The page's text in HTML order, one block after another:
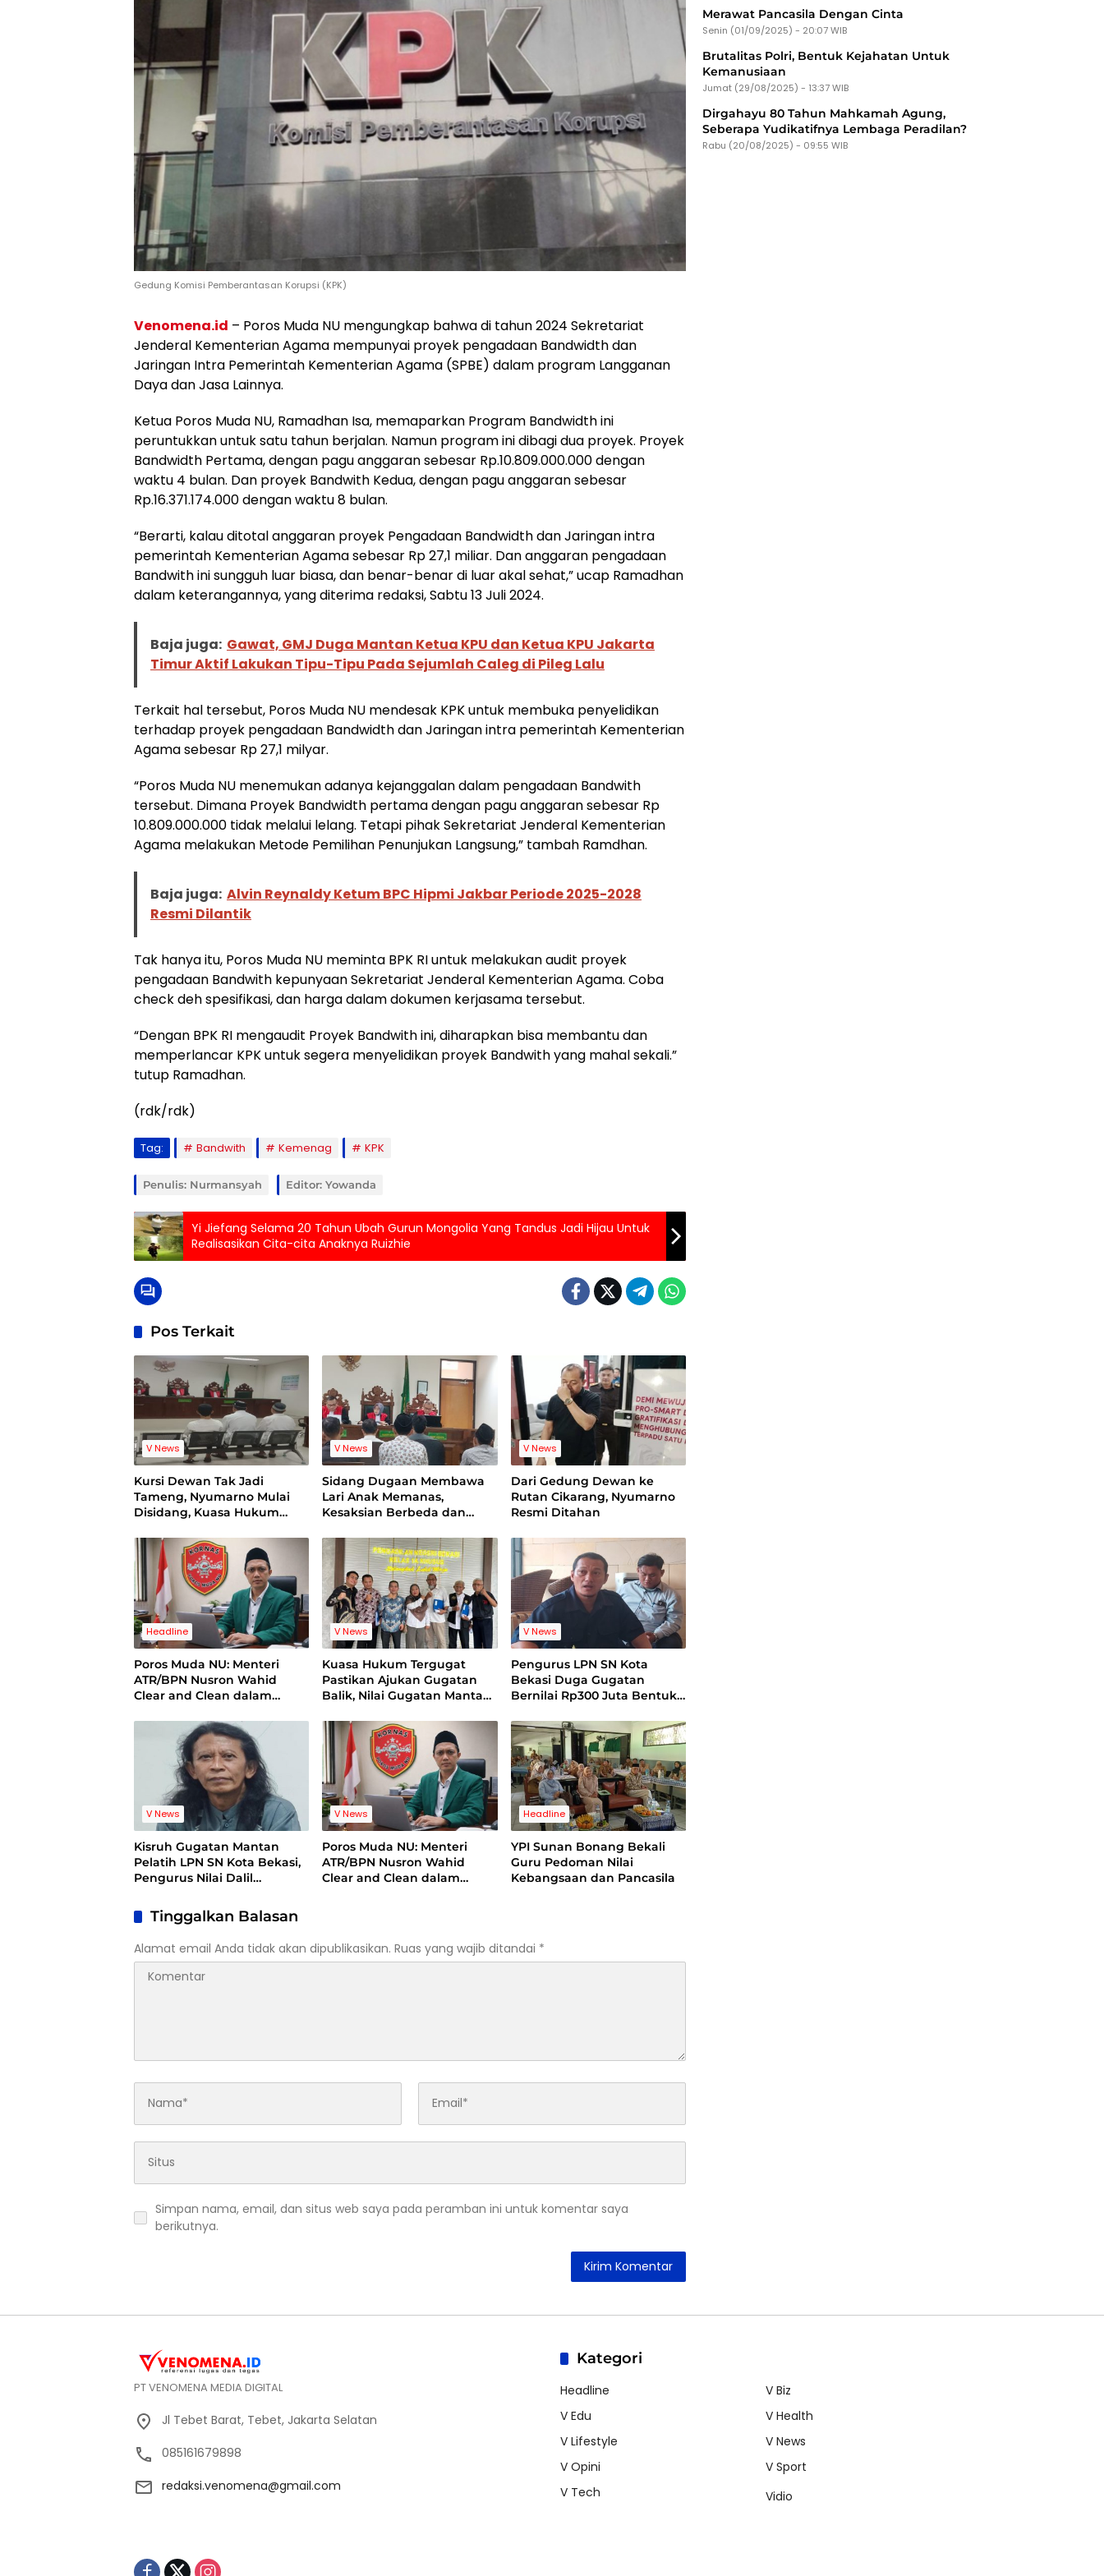
Gedung Komisi Pemberantasan Korupsi (KPK)
Venomena.id – Poros Muda NU mengungkap bahwa di tahun 2024 Sekretariat
Jenderal Kementerian Agama mempunyai proyek pengadaan Bandwidth dan
Jaringan Intra Pemerintah Kementerian Agama (SPBE) dalam program Langganan
Daya dan Jasa Lainnya.
Ketua Poros Muda NU, Ramadhan Isa, memaparkan Program Bandwidth ini
peruntukkan untuk satu tahun berjalan. Namun program ini dibagi dua proyek. Proyek
Bandwidth Pertama, dengan pagu anggaran sebesar Rp.10.809.000.000 dengan
waktu 4 bulan. Dan proyek Bandwith Kedua, dengan pagu anggaran sebesar
Rp.16.371.174.000 dengan waktu 8 bulan.
“Berarti, kalau ditotal anggaran proyek Pengadaan Bandwidth dan Jaringan intra
pemerintah Kementerian Agama sebesar Rp 27,1 miliar. Dan anggaran pengadaan
Bandwith ini sungguh luar biasa, dan benar-benar di luar akal sehat,” ucap Ramadhan
dalam keterangannya, yang diterima redaksi, Sabtu 13 Juli 2024.
Baja juga: Gawat, GMJ Duga Mantan Ketua KPU dan Ketua KPU Jakarta
Timur Aktif Lakukan Tipu-Tipu Pada Sejumlah Caleg di Pileg Lalu
Terkait hal tersebut, Poros Muda NU mendesak KPK untuk membuka penyelidikan
terhadap proyek pengadaan Bandwidth dan Jaringan intra pemerintah Kementerian
Agama sebesar Rp 27,1 milyar.
“Poros Muda NU menemukan adanya kejanggalan dalam pengadaan Bandwith
tersebut. Dimana Proyek Bandwidth pertama dengan pagu anggaran sebesar Rp
10.809.000.000 tidak melalui lelang. Tetapi pihak Sekretariat Jenderal Kementerian
Agama melakukan Metode Pemilihan Penunjukan Langsung,” tambah Ramdhan.
Baja juga: Alvin Reynaldy Ketum BPC Hipmi Jakbar Periode 2025-2028
Resmi Dilantik
Tak hanya itu, Poros Muda NU meminta BPK RI untuk melakukan audit proyek
pengadaan Bandwith kepunyaan Sekretariat Jenderal Kementerian Agama. Coba
check deh spesifikasi, dan harga dalam dokumen kerjasama tersebut.
“Dengan BPK RI mengaudit Proyek Bandwith ini, diharapkan bisa membantu dan
memperlancar KPK untuk segera menyelidikan proyek Bandwith yang mahal sekali.”
tutup Ramadhan.
(rdk/rdk)
Tag: Bandwith Kemenag KPK
Penulis: Nurmansyah Editor: Yowanda
Yi Jiefang Selama 20 Tahun Ubah Gurun Mongolia Yang Tandus Jadi Hijau Untuk
Realisasikan Cita-cita Anaknya Ruizhie
Pos Terkait
V News
Kursi Dewan Tak Jadi
Tameng, Nyumarno Mulai
Disidang, Kuasa Hukum
Bebas Intervensi
V News
Sidang Dugaan Membawa
Lari Anak Memanas,
Kesaksian Berbeda dan
V News
Dari Gedung Dewan ke
Rutan Cikarang, Nyumarno
Resmi Ditahan
Headline
Poros Muda NU: Menteri
ATR/BPN Nusron Wahid
Clear and Clean dalam
Kuansing
V News
Kuasa Hukum Tergugat
Pastikan Ajukan Gugatan
Balik, Nilai Gugatan Mantan
Standing
V News
Pengurus LPN SN Kota
Bekasi Duga Gugatan
Bernilai Rp300 Juta Bentuk
Lembaga
V News
Kisruh Gugatan Mantan
Pelatih LPN SN Kota Bekasi,
Pengurus Nilai Dalil
V News
Poros Muda NU: Menteri
ATR/BPN Nusron Wahid
Clear and Clean dalam
Headline
YPI Sunan Bonang Bekali
Guru Pedoman Nilai
Kebangsaan dan Pancasila
Tinggalkan Balasan
Alamat email Anda tidak akan dipublikasikan. Ruas yang wajib ditandai *
Simpan nama, email, dan situs web saya pada peramban ini untuk komentar saya
berikutnya.
Merawat Pancasila Dengan Cinta
Senin (01/09/2025) - 20:07 WIB
Brutalitas Polri, Bentuk Kejahatan Untuk
Kemanusiaan
Jumat (29/08/2025) - 13:37 WIB
Dirgahayu 80 Tahun Mahkamah Agung,
Seberapa Yudikatifnya Lembaga Peradilan?
Rabu (20/08/2025) - 09:55 WIB
PT VENOMENA MEDIA DIGITAL
Jl Tebet Barat, Tebet, Jakarta Selatan
085161679898
redaksi.venomena@gmail.com
Kategori
Headline
V Biz
V Edu
V Health
V Lifestyle
V News
V Opini
V Sport
V Tech
Vidio